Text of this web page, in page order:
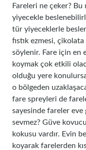
Fareleri ne çeker?
yiyecekle
tür yiyeceklerle
fıstık ezmesi,
söylenir. Fare için en
koymak çok etkili
olduğu yere
o bölgeden
fare spreyleri de
sayesinde fareler eve
sevmez? Güve
kokusu vardır. Evin
koyarak farelerden